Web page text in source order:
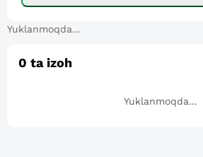
Yuklanmoqda...
0 ta izoh
Yuklanmoqda...